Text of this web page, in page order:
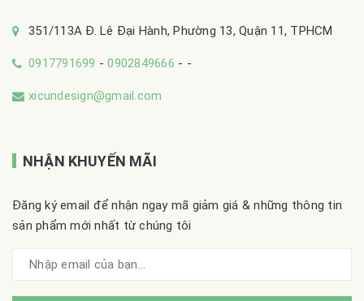
351/113A Đ. Lê Đại Hành, Phường 13, Quận 11, TPHCM
0917791699 -0902849666 - -
xicundesign@gmail.com
NHẬN KHUYẾN MÃI
Đăng ký email để nhận ngay mã giảm giá & những thông tin
sản phẩm mới nhất từ chúng tôi